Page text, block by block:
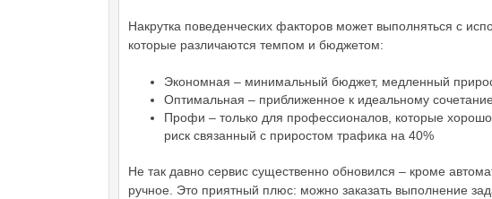
Накрутка поведенческих факторов может выполняться с
которые различаются темпом и бюджетом:
Экономная – минимальный бюджет, медленный
Оптимальная – приближенное к идеальному
Профи – только для профессионалов, которые
риск связанный с приростом трафика на 40%
Не так давно сервис существенно обновился – кроме
ручное. Это приятный плюс: можно заказать выполнение